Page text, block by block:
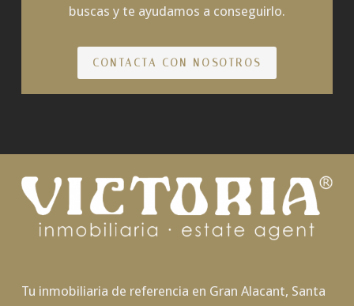
buscas y te ayudamos a conseguirlo.
CONTACTA CON NOSOTROS
Tu inmobiliaria de referencia en Gran Alacant, Santa